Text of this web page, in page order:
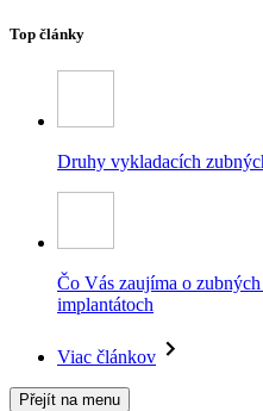
Top články
Druhy vykladacích
Čo Vás zaujíma o
implantátoch
Viac článkov
Přejít na menu